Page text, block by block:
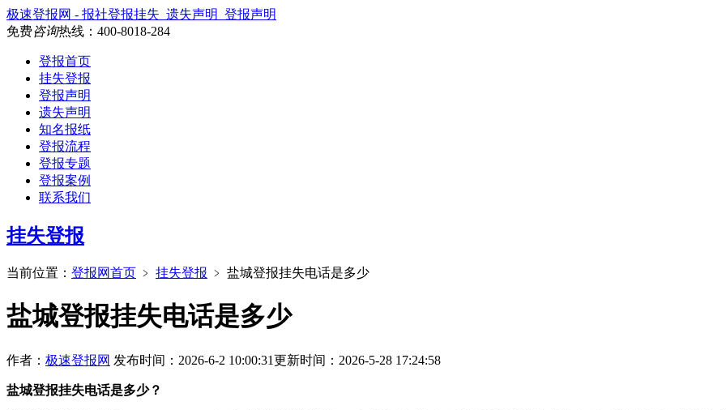
极速登报网 - 报社登报挂失_遗失声明_登报声明
免费咨询热线： 400-8018-284
登报首页
挂失登报
登报声明
遗失声明
知名报纸
登报流程
登报专题
登报案例
联系我们
挂失登报
当前位置： 登报网首页 ﹥ 挂失登报 ﹥ 盐城登报挂失电话是多少
盐城登报挂失电话是多少
作者： 极速登报网 发布时间：2026-6-2 10:00:31更新时间：2026-5-28 17:24:58
盐城登报挂失电话是多少？